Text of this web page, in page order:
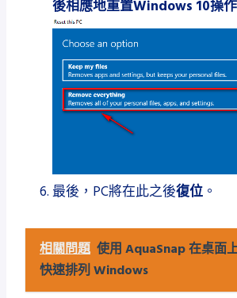
後相應地重置Windows 10操
最後，PC將在此之後復位 。
相關問題 使用 AquaSnap 在桌面
快速排列 Windows